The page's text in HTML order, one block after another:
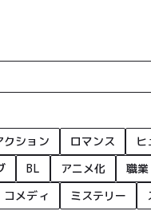
クション ロマンス ヒ
BL アニメ化 職
コメディ ミステリー